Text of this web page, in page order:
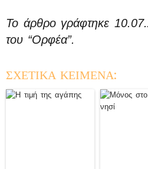
Το άρθρο γράφτηκε
του “Ορφέα”.
ΣΧΕΤΙΚΑ ΚΕΙΜΕΝΑ: